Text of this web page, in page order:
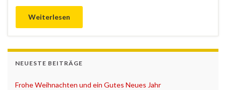
Weiterlesen
NEUESTE BEITRÄGE
Frohe Weihnachten und ein Gutes Neues Jahr